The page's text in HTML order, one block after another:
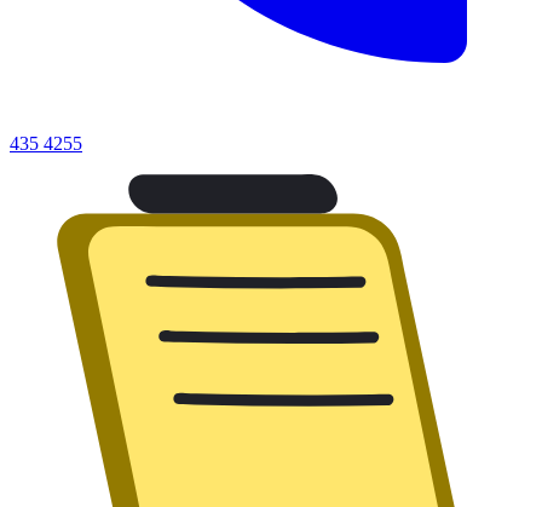
435 4255